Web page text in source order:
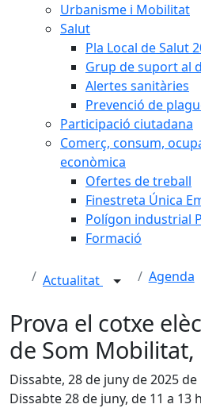
Urbanisme i Mobilitat
Salut
Pla Local de Salut
Grup de suport al
Alertes sanitàries
Prevenció de
Participació ciutadana
Comerç, consum,
econòmica
Ofertes de treball
Finestreta Única
Polígon industrial
Formació
Actualitat Agenda
Prova el cotxe
de Som Mobilitat,
Dissabte, 28 de juny de 2025 de
Dissabte 28 de juny, de 11 a 13